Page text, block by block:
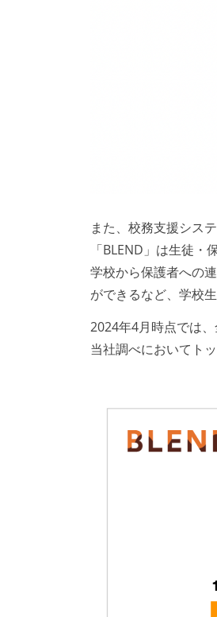
また、校務支援シス
「BLEND」は生徒・
学校から保護者への
ができるなど、学校
2024年4月時点では
当社調べにおいてト